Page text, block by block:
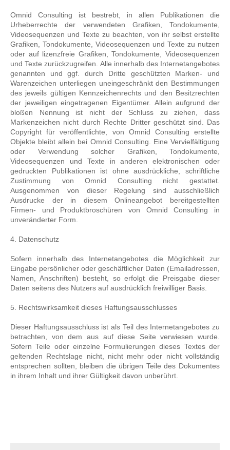
Omnid Consulting ist bestrebt, in allen Publikationen die
Urheberrechte der verwendeten Grafiken, Tondokumente,
Videosequenzen und Texte zu beachten, von ihr selbst erstellte
Grafiken, Tondokumente, Videosequenzen und Texte zu nutzen
oder auf lizenzfreie Grafiken, Tondokumente, Videosequenzen
und Texte zurückzugreifen. Alle innerhalb des Internetangebotes
genannten und ggf. durch Dritte geschützten Marken- und
Warenzeichen unterliegen uneingeschränkt den Bestimmungen
des jeweils gültigen Kennzeichenrechts und den Besitzrechten
der jeweiligen eingetragenen Eigentümer. Allein aufgrund der
bloßen Nennung ist nicht der Schluss zu ziehen, dass
Markenzeichen nicht durch Rechte Dritter geschützt sind. Das
Copyright für veröffentlichte, von Omnid Consulting erstellte
Objekte bleibt allein bei Omnid Consulting. Eine Vervielfältigung
oder Verwendung solcher Grafiken, Tondokumente,
Videosequenzen und Texte in anderen elektronischen oder
gedruckten Publikationen ist ohne ausdrückliche, schriftliche
Zustimmung von Omnid Consulting nicht gestattet.
Ausgenommen von dieser Regelung sind ausschließlich
Ausdrucke der in diesem Onlineangebot bereitgestellten
Firmen- und Produktbroschüren von Omnid Consulting in
unveränderter Form.
4. Datenschutz
Sofern innerhalb des Internetangebotes die Möglichkeit zur
Eingabe persönlicher oder geschäftlicher Daten (Emailadressen,
Namen, Anschriften) besteht, so erfolgt die Preisgabe dieser
Daten seitens des Nutzers auf ausdrücklich freiwilliger Basis.
5. Rechtswirksamkeit dieses Haftungsausschlusses
Dieser Haftungsausschluss ist als Teil des Internetangebotes zu
betrachten, von dem aus auf diese Seite verwiesen wurde.
Sofern Teile oder einzelne Formulierungen dieses Textes der
geltenden Rechtslage nicht, nicht mehr oder nicht vollständig
entsprechen sollten, bleiben die übrigen Teile des Dokumentes
in ihrem Inhalt und ihrer Gültigkeit davon unberührt.